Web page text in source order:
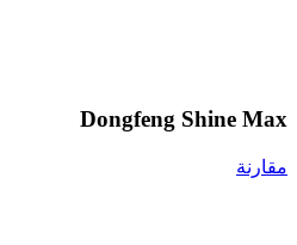
Dongfeng Shine Max
مقارنة